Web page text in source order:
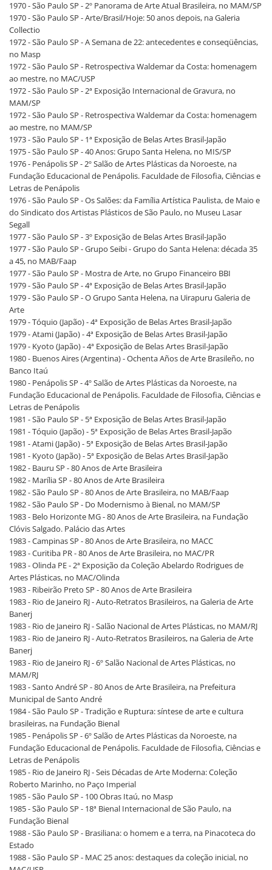
1970 - São Paulo SP - 2º Panorama de Arte Atual Brasileira, no MAM/SP
1970 - São Paulo SP - Arte/Brasil/Hoje: 50 anos depois, na Galeria
Collectio
1972 - São Paulo SP - A Semana de 22: antecedentes e conseqüências,
no Masp
1972 - São Paulo SP - Retrospectiva Waldemar da Costa: homenagem
ao mestre, no MAC/USP
1972 - São Paulo SP - 2ª Exposição Internacional de Gravura, no
MAM/SP
1972 - São Paulo SP - Retrospectiva Waldemar da Costa: homenagem
ao mestre, no MAM/SP
1973 - São Paulo SP - 1ª Exposição de Belas Artes Brasil-Japão
1975 - São Paulo SP - 40 Anos: Grupo Santa Helena, no MIS/SP
1976 - Penápolis SP - 2º Salão de Artes Plásticas da Noroeste, na
Fundação Educacional de Penápolis. Faculdade de Filosofia, Ciências e
Letras de Penápolis
1976 - São Paulo SP - Os Salões: da Família Artística Paulista, de Maio e
do Sindicato dos Artistas Plásticos de São Paulo, no Museu Lasar
Segall
1977 - São Paulo SP - 3º Exposição de Belas Artes Brasil-Japão
1977 - São Paulo SP - Grupo Seibi - Grupo do Santa Helena: década 35
a 45, no MAB/Faap
1977 - São Paulo SP - Mostra de Arte, no Grupo Financeiro BBI
1979 - São Paulo SP - 4ª Exposição de Belas Artes Brasil-Japão
1979 - São Paulo SP - O Grupo Santa Helena, na Uirapuru Galeria de
Arte
1979 - Tóquio (Japão) - 4ª Exposição de Belas Artes Brasil-Japão
1979 - Atami (Japão) - 4ª Exposição de Belas Artes Brasil-Japão
1979 - Kyoto (Japão) - 4ª Exposição de Belas Artes Brasil-Japão
1980 - Buenos Aires (Argentina) - Ochenta Años de Arte Brasileño, no
Banco Itaú
1980 - Penápolis SP - 4º Salão de Artes Plásticas da Noroeste, na
Fundação Educacional de Penápolis. Faculdade de Filosofia, Ciências e
Letras de Penápolis
1981 - São Paulo SP - 5ª Exposição de Belas Artes Brasil-Japão
1981 - Tóquio (Japão) - 5ª Exposição de Belas Artes Brasil-Japão
1981 - Atami (Japão) - 5ª Exposição de Belas Artes Brasil-Japão
1981 - Kyoto (Japão) - 5ª Exposição de Belas Artes Brasil-Japão
1982 - Bauru SP - 80 Anos de Arte Brasileira
1982 - Marília SP - 80 Anos de Arte Brasileira
1982 - São Paulo SP - 80 Anos de Arte Brasileira, no MAB/Faap
1982 - São Paulo SP - Do Modernismo à Bienal, no MAM/SP
1983 - Belo Horizonte MG - 80 Anos de Arte Brasileira, na Fundação
Clóvis Salgado. Palácio das Artes
1983 - Campinas SP - 80 Anos de Arte Brasileira, no MACC
1983 - Curitiba PR - 80 Anos de Arte Brasileira, no MAC/PR
1983 - Olinda PE - 2ª Exposição da Coleção Abelardo Rodrigues de
Artes Plásticas, no MAC/Olinda
1983 - Ribeirão Preto SP - 80 Anos de Arte Brasileira
1983 - Rio de Janeiro RJ - Auto-Retratos Brasileiros, na Galeria de Arte
Banerj
1983 - Rio de Janeiro RJ - Salão Nacional de Artes Plásticas, no MAM/RJ
1983 - Rio de Janeiro RJ - Auto-Retratos Brasileiros, na Galeria de Arte
Banerj
1983 - Rio de Janeiro RJ - 6º Salão Nacional de Artes Plásticas, no
MAM/RJ
1983 - Santo André SP - 80 Anos de Arte Brasileira, na Prefeitura
Municipal de Santo André
1984 - São Paulo SP - Tradição e Ruptura: síntese de arte e cultura
brasileiras, na Fundação Bienal
1985 - Penápolis SP - 6º Salão de Artes Plásticas da Noroeste, na
Fundação Educacional de Penápolis. Faculdade de Filosofia, Ciências e
Letras de Penápolis
1985 - Rio de Janeiro RJ - Seis Décadas de Arte Moderna: Coleção
Roberto Marinho, no Paço Imperial
1985 - São Paulo SP - 100 Obras Itaú, no Masp
1985 - São Paulo SP - 18ª Bienal Internacional de São Paulo, na
Fundação Bienal
1988 - São Paulo SP - Brasiliana: o homem e a terra, na Pinacoteca do
Estado
1988 - São Paulo SP - MAC 25 anos: destaques da coleção inicial, no